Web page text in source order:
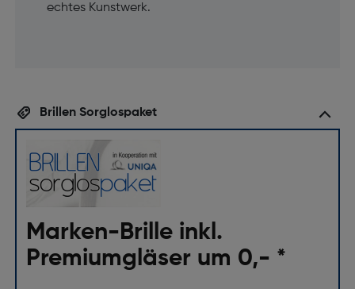
echtes Kunstwerk.
Brillen Sorglospaket
Marken-Brille inkl.
Premiumgläser um 0,- *